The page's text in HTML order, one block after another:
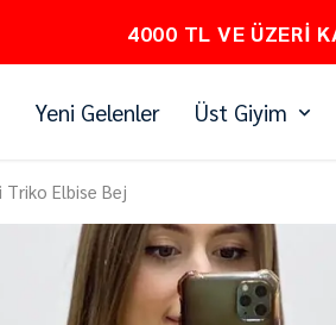
PEŞİN
Yeni Gelenler Üst Giyim
Elbise Bej